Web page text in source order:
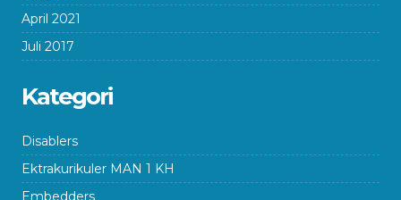
April 2021
Juli 2017
Kategori
Disablers
Ektrakurikuler MAN 1 KH
Embedders